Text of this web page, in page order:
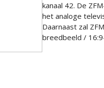
kanaal 42. De
het analoge
Daarnaast zal
breedbeeld /